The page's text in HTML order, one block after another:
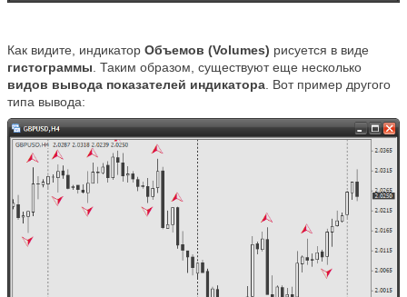
Как видите, индикатор Объемов (Volumes) рисуется в виде
гистограммы. Таким образом, существуют еще несколько
видов вывода показателей индикатора. Вот пример другого
типа вывода: